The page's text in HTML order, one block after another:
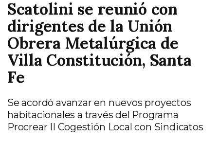
Nación
Scatolini se reunió con
dirigentes de la Unión
Obrera Metalúrgica de
Villa Constitución, Santa
Fe
Se acordó avanzar en nuevos proyectos
habitacionales a través del Programa
Procrear II Cogestión Local con Sindicatos